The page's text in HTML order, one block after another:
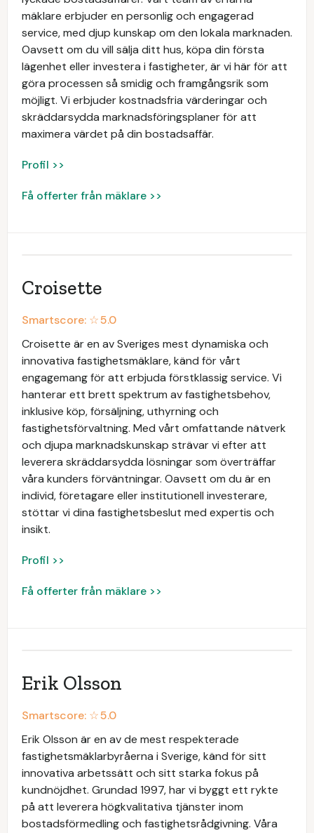
mäklare erbjuder en personlig och engagerad
service, med djup kunskap om den lokala marknaden.
Oavsett om du vill sälja ditt hus, köpa din första
lägenhet eller investera i fastigheter, är vi här för att
göra processen så smidig och framgångsrik som
möjligt. Vi erbjuder kostnadsfria värderingar och
skräddarsydda marknadsföringsplaner för att
maximera värdet på din bostadsaffär.
Profil >>
Få offerter från mäklare >>
Croisette
Smartscore: ☆5.0
Croisette är en av Sveriges mest dynamiska och
innovativa fastighetsmäklare, känd för vårt
engagemang för att erbjuda förstklassig service. Vi
hanterar ett brett spektrum av fastighetsbehov,
inklusive köp, försäljning, uthyrning och
fastighetsförvaltning. Med vårt omfattande nätverk
och djupa marknadskunskap strävar vi efter att
leverera skräddarsydda lösningar som överträffar
våra kunders förväntningar. Oavsett om du är en
individ, företagare eller institutionell investerare,
stöttar vi dina fastighetsbeslut med expertis och
insikt.
Profil >>
Få offerter från mäklare >>
Erik Olsson
Smartscore: ☆5.0
Erik Olsson är en av de mest respekterade
fastighetsmäklarbyråerna i Sverige, känd för sitt
innovativa arbetssätt och sitt starka fokus på
kundnöjdhet. Grundad 1997, har vi byggt ett rykte
på att leverera högkvalitativa tjänster inom
bostadsförmedling och fastighetsrådgivning. Våra